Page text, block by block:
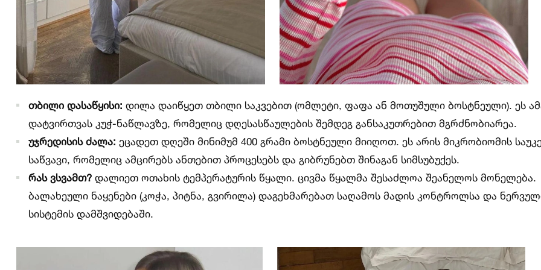
თბილი დასაწყისი: დილა დაიწყეთ თბილი საკვებით (ომლეტი, ფაფა ან მოთუშული ბოსტნეული). ეს
დატვირთვას კუჭ-ნაწლავზე, რომელიც დღესასწაულების შემდეგ განსაკუთრებით მგრძნობიარეა.
უჯრედისის ძალა: ეცადეთ დღეში მინიმუმ 400 გრამი ბოსტნეული მიიღოთ. ეს არის მიკრობიომის
საწვავი, რომელიც ამცირებს ანთებით პროცესებს და გიბრუნებთ შინაგან სიმსუბუქეს.
რას ვსვამთ? დალიეთ ოთახის ტემპერატურის წყალი. ცივმა წყალმა შესაძლოა შეანელოს მონელება.
ბალახეული ნაყენები (კოჭა, პიტნა, გვირილა) დაგეხმარებათ საღამოს მადის კონტროლსა და
სისტემის დამშვიდებაში.